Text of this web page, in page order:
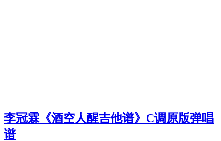
李冠霖《酒空人醒吉他谱》C调原版弹唱
谱